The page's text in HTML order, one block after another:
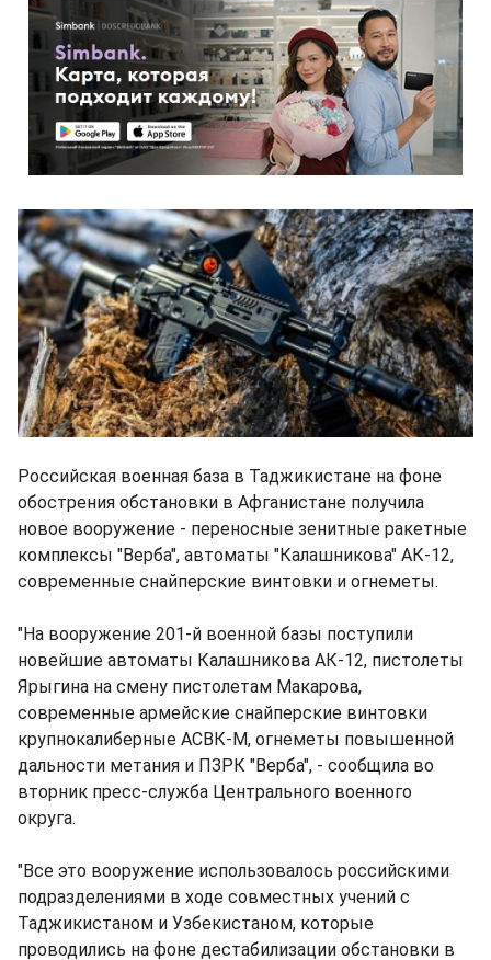
Российская военная база в Таджикистане на фоне
обострения обстановки в Афганистане получила
новое вооружение - переносные зенитные ракетные
комплексы "Верба", автоматы "Калашникова" АК-12,
современные снайперские винтовки и огнеметы.
"На вооружение 201-й военной базы поступили
новейшие автоматы Калашникова АК-12, пистолеты
Ярыгина на смену пистолетам Макарова,
современные армейские снайперские винтовки
крупнокалиберные АСВК-М, огнеметы повышенной
дальности метания и ПЗРК "Верба", - сообщила во
вторник пресс-служба Центрального военного
округа.
"Все это вооружение использовалось российскими
подразделениями в ходе совместных учений с
Таджикистаном и Узбекистаном, которые
проводились на фоне дестабилизации обстановки в